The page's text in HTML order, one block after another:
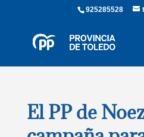
925285528
El PP de